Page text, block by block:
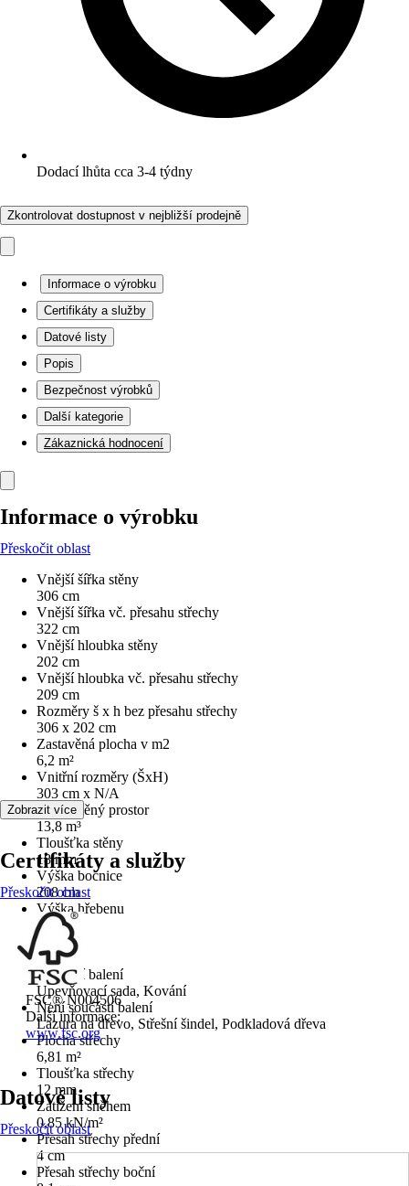
Dodací lhůta cca 3-4 týdny
Zkontrolovat dostupnost v nejbližší prodejně
Informace o výrobku
Certifikáty a služby
Datové listy
Popis
Bezpečnost výrobků
Další kategorie
Zákaznická hodnocení
Informace o výrobku
Přeskočit oblast
Vnější šířka stěny
306 cm
Vnější šířka vč. přesahu střechy
322 cm
Vnější hloubka stěny
202 cm
Vnější hloubka vč. přesahu střechy
209 cm
Rozměry š x h bez přesahu střechy
306 x 202 cm
Zastavěná plocha v m2
6,2 m²
Vnitřní rozměry (ŠxH)
303 cm x N/A
Obestavěný prostor
13,8 m³
Tloušťka stěny
18 mm
Výška bočnice
208 cm
Výška hřebenu
241 cm
Podlaha
Ne
Součástí balení
Upevňovací sada, Kování
Není součástí balení
Lazura na dřevo, Střešní šindel, Podkladová dřeva
Plocha střechy
6,81 m²
Tloušťka střechy
12 mm
Zatížení sněhem
0,85 kN/m²
Přesah střechy přední
4 cm
Přesah střechy boční
Zobrazit více
Certifikáty a služby
Přeskočit oblast
FSC® N004506
Další informace:
www.fsc.org
Datové listy
Přeskočit oblast